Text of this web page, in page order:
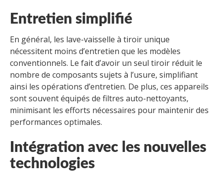
Entretien simplifié
En général, les lave-vaisselle à tiroir unique
nécessitent moins d’entretien que les modèles
conventionnels. Le fait d’avoir un seul tiroir réduit le
nombre de composants sujets à l’usure, simplifiant
ainsi les opérations d’entretien. De plus, ces appareils
sont souvent équipés de filtres auto-nettoyants,
minimisant les efforts nécessaires pour maintenir des
performances optimales.
Intégration avec les nouvelles
technologies